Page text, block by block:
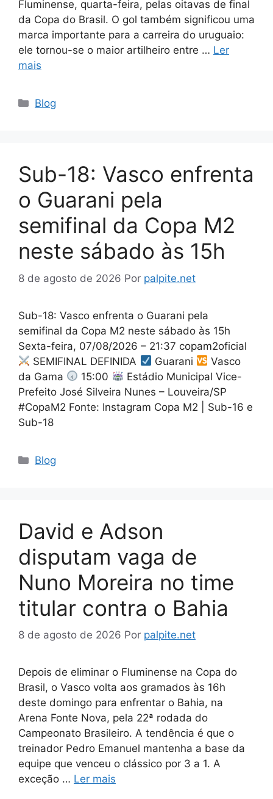
Fluminense, quarta-feira, pelas oitavas de final
da Copa do Brasil. O gol também significou uma
marca importante para a carreira do uruguaio:
ele tornou-se o maior artilheiro entre … Ler
mais
Categorias
Blog
Sub-18: Vasco enfrenta
o Guarani pela
semifinal da Copa M2
neste sábado às 15h
8 de agosto de 2026 Por palpite.net
Sub-18: Vasco enfrenta o Guarani pela
semifinal da Copa M2 neste sábado às 15h
Sexta-feira, 07/08/2026 – 21:37 copam2oficial
SEMIFINAL DEFINIDA
Guarani
Vasco
da Gama
15:00
Estádio Municipal Vice-
Prefeito José Silveira Nunes – Louveira/SP
#CopaM2 Fonte: Instagram Copa M2 | Sub-16 e
Sub-18
Categorias
Blog
David e Adson
disputam vaga de
Nuno Moreira no time
titular contra o Bahia
8 de agosto de 2026 Por palpite.net
Depois de eliminar o Fluminense na Copa do
Brasil, o Vasco volta aos gramados às 16h
deste domingo para enfrentar o Bahia, na
Arena Fonte Nova, pela 22ª rodada do
Campeonato Brasileiro. A tendência é que o
treinador Pedro Emanuel mantenha a base da
equipe que venceu o clássico por 3 a 1. A
exceção … Ler mais